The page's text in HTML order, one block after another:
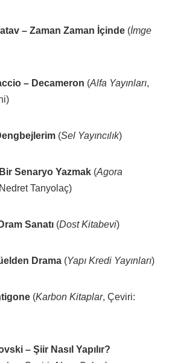
– Zaman Zaman İçinde (İmge
– Decameron (Alfa Yayınları,
(Sel Yayıncılık)
Senaryo Yazmak (Agora
Tanyolaç)
Sanatı (Dost Kitabevi)
Drama (Yapı Kredi Yayınları)
(Karbon Kitaplar, Çeviri:
– Şiir Nasıl Yapılır?